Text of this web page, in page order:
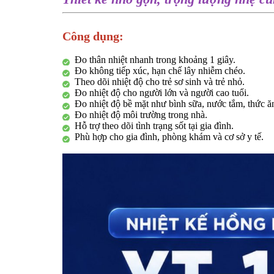
Công dụng:
Đo thân nhiệt nhanh trong khoảng 1 giây.
Đo không tiếp xúc, hạn chế lây nhiễm chéo.
Theo dõi nhiệt độ cho trẻ sơ sinh và trẻ nhỏ.
Đo nhiệt độ cho người lớn và người cao tuổi.
Đo nhiệt độ bề mặt như bình sữa, nước tắm, thức
Đo nhiệt độ môi trường trong nhà.
Hỗ trợ theo dõi tình trạng sốt tại gia đình.
Phù hợp cho gia đình, phòng khám và cơ sở y tế.